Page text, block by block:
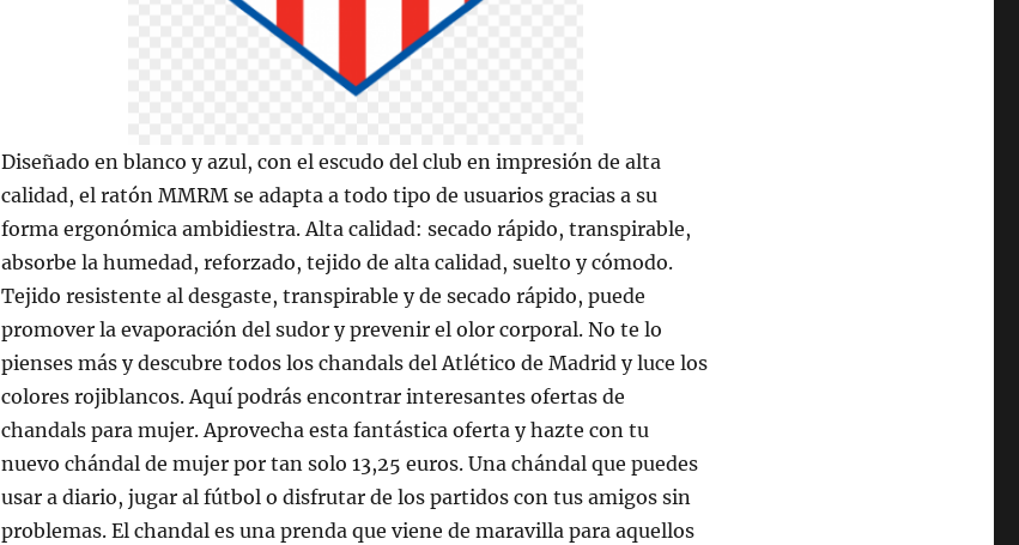
Diseñado en blanco y azul, con el escudo del club en impresión de alta
calidad, el ratón MMRM se adapta a todo tipo de usuarios gracias a su
forma ergonómica ambidiestra. Alta calidad: secado rápido, transpirable,
absorbe la humedad, reforzado, tejido de alta calidad, suelto y cómodo.
Tejido resistente al desgaste, transpirable y de secado rápido, puede
promover la evaporación del sudor y prevenir el olor corporal. No te lo
pienses más y descubre todos los chandals del Atlético de Madrid y luce los
colores rojiblancos. Aquí podrás encontrar interesantes ofertas de
chandals para mujer. Aprovecha esta fantástica oferta y hazte con tu
nuevo chándal de mujer por tan solo 13,25 euros. Una chándal que puedes
usar a diario, jugar al fútbol o disfrutar de los partidos con tus amigos sin
problemas. El chandal es una prenda que viene de maravilla para aquellos